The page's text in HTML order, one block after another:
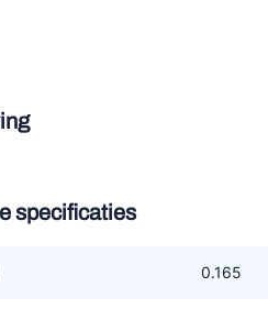
specificaties
0.165